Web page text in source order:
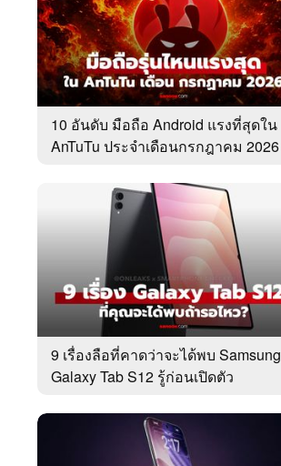
10 อันดับ มือถือ Android แรงที่สุดใน
AnTuTu ประจำเดือนกรกฎาคม 2026
9 เรื่องลือที่คาดว่าจะได้พบ Samsung
Galaxy Tab S12 รู้ก่อนเปิดตัว